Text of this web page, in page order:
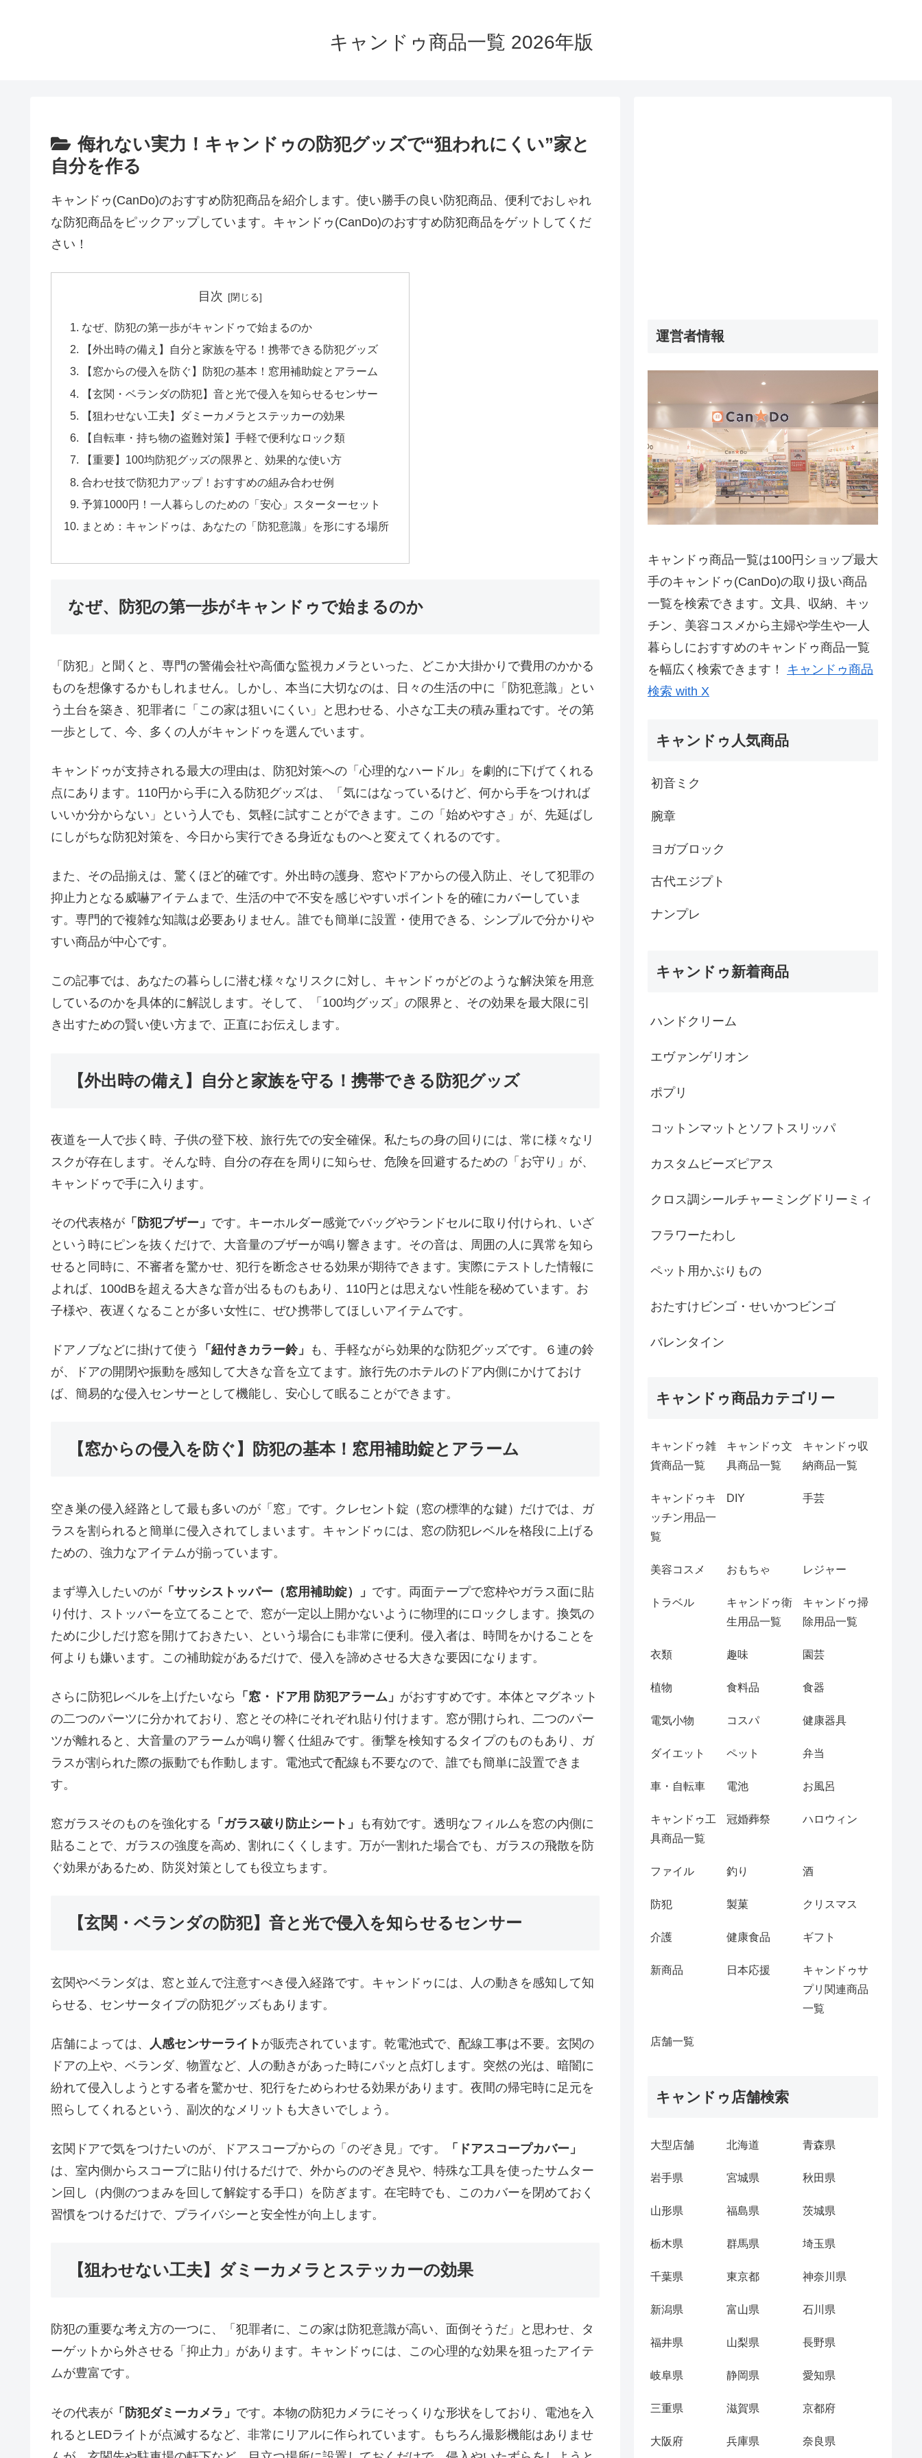
キャンドゥ商品一覧 2026年版
侮れない実力！キャンドゥの防犯グッズで“狙われにくい”家と
自分を作る
キャンドゥ(CanDo)のおすすめ防犯商品を紹介します。使い勝手の良い防犯商品、便利でおしゃれ
な防犯商品をピックアップしています。キャンドゥ(CanDo)のおすすめ防犯商品をゲットしてくだ
さい！
目次
なぜ、防犯の第一歩がキャンドゥで始まるのか
【外出時の備え】自分と家族を守る！携帯できる防犯グッズ
【窓からの侵入を防ぐ】防犯の基本！窓用補助錠とアラーム
【玄関・ベランダの防犯】音と光で侵入を知らせるセンサー
【狙わせない工夫】ダミーカメラとステッカーの効果
【自転車・持ち物の盗難対策】手軽で便利なロック類
【重要】100均防犯グッズの限界と、効果的な使い方
合わせ技で防犯力アップ！おすすめの組み合わせ例
予算1000円！一人暮らしのための「安心」スターターセット
まとめ：キャンドゥは、あなたの「防犯意識」を形にする場所
なぜ、防犯の第一歩がキャンドゥで始まるのか
「防犯」と聞くと、専門の警備会社や高価な監視カメラといった、どこか大掛かりで費用のかかる
ものを想像するかもしれません。しかし、本当に大切なのは、日々の生活の中に「防犯意識」とい
う土台を築き、犯罪者に「この家は狙いにくい」と思わせる、小さな工夫の積み重ねです。その第
一歩として、今、多くの人がキャンドゥを選んでいます。
キャンドゥが支持される最大の理由は、防犯対策への「心理的なハードル」を劇的に下げてくれる
点にあります。110円から手に入る防犯グッズは、「気にはなっているけど、何から手をつければ
いいか分からない」という人でも、気軽に試すことができます。この「始めやすさ」が、先延ばし
にしがちな防犯対策を、今日から実行できる身近なものへと変えてくれるのです。
また、その品揃えは、驚くほど的確です。外出時の護身、窓やドアからの侵入防止、そして犯罪の
抑止力となる威嚇アイテムまで、生活の中で不安を感じやすいポイントを的確にカバーしていま
す。専門的で複雑な知識は必要ありません。誰でも簡単に設置・使用できる、シンプルで分かりや
すい商品が中心です。
この記事では、あなたの暮らしに潜む様々なリスクに対し、キャンドゥがどのような解決策を用意
しているのかを具体的に解説します。そして、「100均グッズ」の限界と、その効果を最大限に引
き出すための賢い使い方まで、正直にお伝えします。
【外出時の備え】自分と家族を守る！携帯できる防犯グッズ
夜道を一人で歩く時、子供の登下校、旅行先での安全確保。私たちの身の回りには、常に様々なリ
スクが存在します。そんな時、自分の存在を周りに知らせ、危険を回避するための「お守り」が、
キャンドゥで手に入ります。
その代表格が 「防犯ブザー」 です。キーホルダー感覚でバッグやランドセルに取り付けられ、いざ
という時にピンを抜くだけで、大音量のブザーが鳴り響きます。その音は、周囲の人に異常を知ら
せると同時に、不審者を驚かせ、犯行を断念させる効果が期待できます。実際にテストした情報に
よれば、100dBを超える大きな音が出るものもあり、110円とは思えない性能を秘めています。お
子様や、夜遅くなることが多い女性に、ぜひ携帯してほしいアイテムです。
ドアノブなどに掛けて使う 「紐付きカラー鈴」
も、手軽ながら効果的な防犯グッズです。６連の鈴
が、ドアの開閉や振動を感知して大きな音を立てます。旅行先のホテルのドア内側にかけておけ
ば、簡易的な侵入センサーとして機能し、安心して眠ることができます。
【窓からの侵入を防ぐ】防犯の基本！窓用補助錠とアラーム
空き巣の侵入経路として最も多いのが「窓」です。クレセント錠（窓の標準的な鍵）だけでは、ガ
ラスを割られると簡単に侵入されてしまいます。キャンドゥには、窓の防犯レベルを格段に上げる
ための、強力なアイテムが揃っています。
まず導入したいのが 「サッシストッパー（窓用補助錠）」 です。両面テープで窓枠やガラス面に貼
り付け、ストッパーを立てることで、窓が一定以上開かないように物理的にロックします。換気の
ために少しだけ窓を開けておきたい、という場合にも非常に便利。侵入者は、時間をかけることを
何よりも嫌います。この補助錠があるだけで、侵入を諦めさせる大きな要因になります。
さらに防犯レベルを上げたいなら 「窓・ドア用 防犯アラーム」 がおすすめです。本体とマグネット
の二つのパーツに分かれており、窓とその枠にそれぞれ貼り付けます。窓が開けられ、二つのパー
ツが離れると、大音量のアラームが鳴り響く仕組みです。衝撃を検知するタイプのものもあり、ガ
ラスが割られた際の振動でも作動します。電池式で配線も不要なので、誰でも簡単に設置できま
す。
窓ガラスそのものを強化する 「ガラス破り防止シート」
も有効です。透明なフィルムを窓の内側に
貼ることで、ガラスの強度を高め、割れにくくします。万が一割れた場合でも、ガラスの飛散を防
ぐ効果があるため、防災対策としても役立ちます。
【玄関・ベランダの防犯】音と光で侵入を知らせるセンサー
玄関やベランダは、窓と並んで注意すべき侵入経路です。キャンドゥには、人の動きを感知して知
らせる、センサータイプの防犯グッズもあります。
店舗によっては、 人感センサーライト が販売されています。乾電池式で、配線工事は不要。玄関の
ドアの上や、ベランダ、物置など、人の動きがあった時にパッと点灯します。突然の光は、暗闇に
紛れて侵入しようとする者を驚かせ、犯行をためらわせる効果があります。夜間の帰宅時に足元を
照らしてくれるという、副次的なメリットも大きいでしょう。
玄関ドアで気をつけたいのが、ドアスコープからの「のぞき見」です。
「ドアスコープカバー」
は、室内側からスコープに貼り付けるだけで、外からののぞき見や、特殊な工具を使ったサムター
ン回し（内側のつまみを回して解錠する手口）を防ぎます。在宅時でも、このカバーを閉めておく
習慣をつけるだけで、プライバシーと安全性が向上します。
【狙わせない工夫】ダミーカメラとステッカーの効果
防犯の重要な考え方の一つに、「犯罪者に、この家は防犯意識が高い、面倒そうだ」と思わせ、タ
ーゲットから外させる「抑止力」があります。キャンドゥには、この心理的な効果を狙ったアイテ
ムが豊富です。
その代表が 「防犯ダミーカメラ」 です。本物の防犯カメラにそっくりな形状をしており、電池を入
れるとLEDライトが点滅するなど、非常にリアルに作られています。もちろん撮影機能はありませ
運営者情報
キャンドゥ商品一覧は100円ショップ最大
手のキャンドゥ(CanDo)の取り扱い商品
一覧を検索できます。文具、収納、キッ
チン、美容コスメから主婦や学生や一人
暮らしにおすすめのキャンドゥ商品一覧
を幅広く検索できます！ キャンドゥ商品
検索 with X
キャンドゥ人気商品
初音ミク
腕章
ヨガブロック
古代エジプト
ナンプレ
キャンドゥ新着商品
ハンドクリーム
エヴァンゲリオン
ポプリ
コットンマットとソフトスリッパ
カスタムビーズピアス
クロス調シールチャーミングドリーミィ
フラワーたわし
ペット用かぶりもの
おたすけビンゴ・せいかつビンゴ
バレンタイン
キャンドゥ商品カテゴリー
キャンドゥ雑
貨商品一覧
キャンドゥ文
具商品一覧
キャンドゥ収
納商品一覧
キャンドゥキ
ッチン用品一
覧
DIY 手芸
美容コスメ おもちゃ レジャー
トラベル
キャンドゥ衛
生用品一覧
キャンドゥ掃
除用品一覧
衣類 趣味 園芸
植物 食料品 食器
電気小物 コスパ 健康器具
ダイエット ペット 弁当
車・自転車 電池 お風呂
キャンドゥ工
具商品一覧
冠婚葬祭 ハロウィン
ファイル 釣り 酒
防犯 製菓 クリスマス
介護 健康食品 ギフト
新商品 日本応援
キャンドゥサ
プリ関連商品
一覧
店舗一覧
キャンドゥ店舗検索
大型店舗 北海道 青森県
岩手県 宮城県 秋田県
山形県 福島県 茨城県
栃木県 群馬県 埼玉県
千葉県 東京都 神奈川県
新潟県 富山県 石川県
福井県 山梨県 長野県
岐阜県 静岡県 愛知県
三重県 滋賀県 京都府
大阪府 兵庫県 奈良県